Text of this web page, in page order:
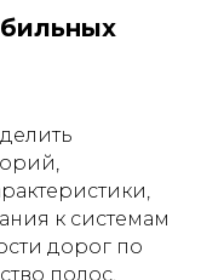
к системам
дорог по
полос,